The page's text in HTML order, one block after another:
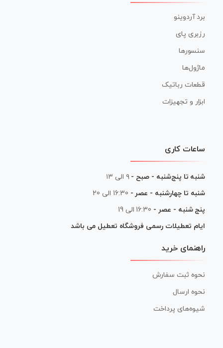
برد آردوینو
رزبری پای
سنسورها
ماژول‌ها
قطعات رباتیک
ابزار و تجهیزات
ساعات کاری
شنبه تا پنج‌شنبه - صبح - ۹ الی ۱۳
شنبه تا چهارشنبه - عصر - 16:30 الی 20
پنج شنبه - عصر - 16:30 الی 19
ایام تعطیلات رسمی فروشگاه تعطیل می باشد
راهنمای خرید
نحوه ثبت سفارش
نحوه ارسال
شیوه‌های پرداخت